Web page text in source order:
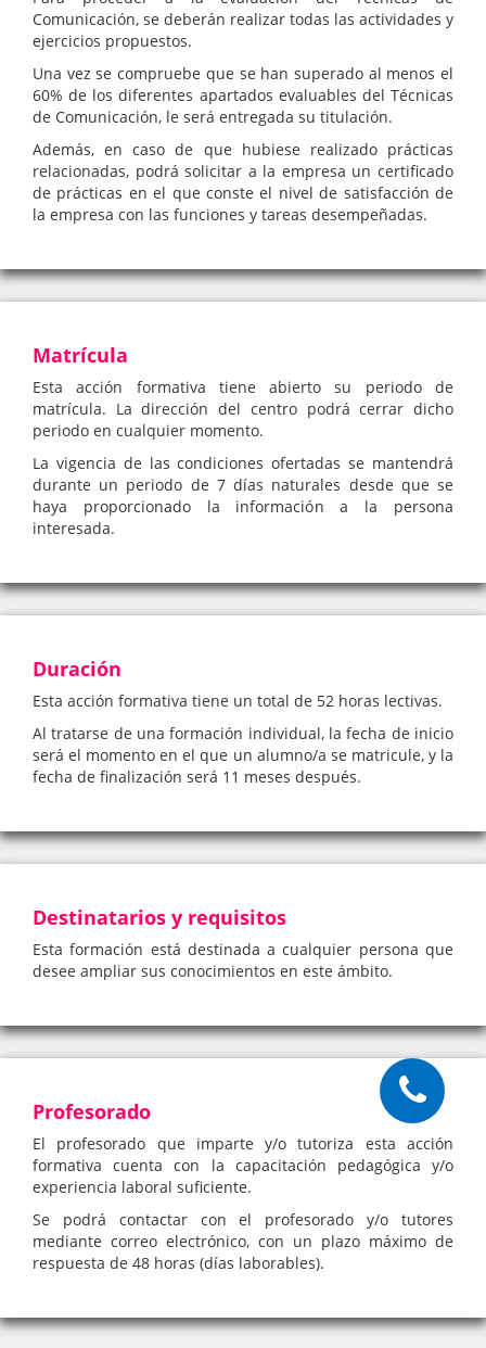
Comunicación, se deberán realizar todas las actividades y
ejercicios propuestos.
Una vez se compruebe que se han superado al menos el
60% de los diferentes apartados evaluables del Técnicas
de Comunicación, le será entregada su titulación.
Además, en caso de que hubiese realizado prácticas
relacionadas, podrá solicitar a la empresa un certificado
de prácticas en el que conste el nivel de satisfacción de
la empresa con las funciones y tareas desempeñadas.
Matrícula
Esta acción formativa tiene abierto su periodo de
matrícula. La dirección del centro podrá cerrar dicho
periodo en cualquier momento.
La vigencia de las condiciones ofertadas se mantendrá
durante un periodo de 7 días naturales desde que se
haya proporcionado la información a la persona
interesada.
Duración
Esta acción formativa tiene un total de 52 horas lectivas.
Al tratarse de una formación individual, la fecha de inicio
será el momento en el que un alumno/a se matricule, y la
fecha de finalización será 11 meses después.
Destinatarios y requisitos
Esta formación está destinada a cualquier persona que
desee ampliar sus conocimientos en este ámbito.
Profesorado
El profesorado que imparte y/o tutoriza esta acción
formativa cuenta con la capacitación pedagógica y/o
experiencia laboral suficiente.
Se podrá contactar con el profesorado y/o tutores
mediante correo electrónico, con un plazo máximo de
respuesta de 48 horas (días laborables).